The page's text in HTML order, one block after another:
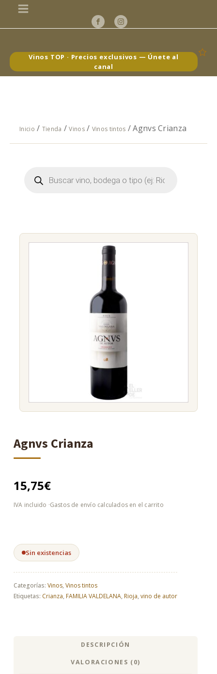
Vinos TOP · Precios exclusivos — Únete al
canal
Inicio / Tienda /Vinos/ Vinos tintos / Agnvs Crianza
Búsqueda
Agnvs Crianza
15,75€
Sin existencias
Categorías: Vinos,Vinos tintos
Etiquetas: Crianza, FAMILIA VALDELANA, Rioja,vino de autor
DESCRIPCIÓN
VALORACIONES (0)